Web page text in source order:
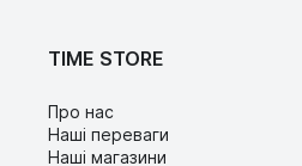
TIME STORE
Про нас
Наші переваги
Наші магазини